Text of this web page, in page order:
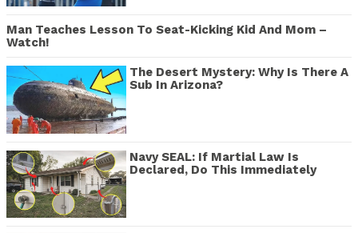
Man Teaches Lesson To Seat-Kicking Kid And Mom –
Watch!
The Desert Mystery: Why Is There A
Sub In Arizona?
Navy SEAL: If Martial Law Is
Declared, Do This Immediately